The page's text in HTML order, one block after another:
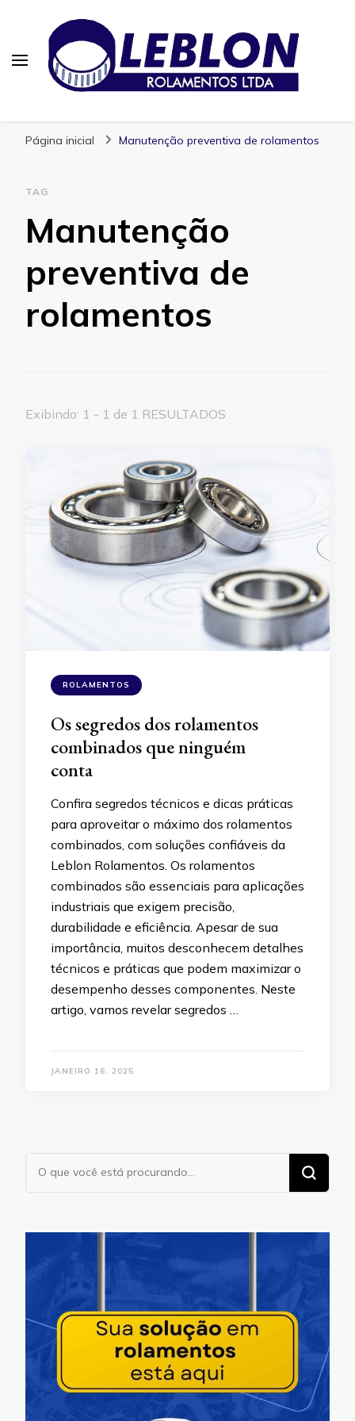
Página inicial Manutenção preventiva de rolamentos
TAG
Manutenção
preventiva de
rolamentos
Exibindo: 1 - 1 de 1 RESULTADOS
ROLAMENTOS
Os segredos dos rolamentos
combinados que ninguém
conta
Confira segredos técnicos e dicas práticas
para aproveitar o máximo dos rolamentos
combinados, com soluções confiáveis da
Leblon Rolamentos. Os rolamentos
combinados são essenciais para aplicações
industriais que exigem precisão,
durabilidade e eficiência. Apesar de sua
importância, muitos desconhecem detalhes
técnicos e práticas que podem maximizar o
desempenho desses componentes. Neste
artigo, vamos revelar segredos …
JANEIRO 16, 2025
Procurando
algo?